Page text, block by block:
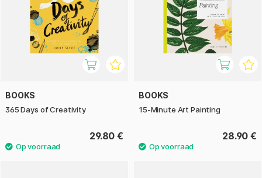
BOOKS
365 Days of Creativity
29.80 €
BOOKS
15-Minute Art Painting
28.90 €